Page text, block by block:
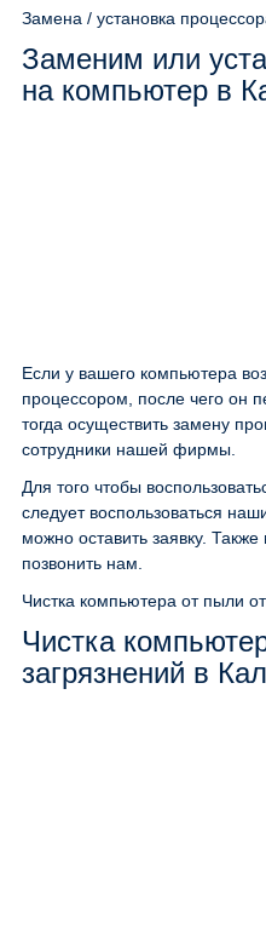
Замена / установка
Заменим или
на компьютер в
Если у вашего компьютера
процессором, после чего он
тогда осуществить замену
сотрудники нашей фирмы.
Для того чтобы
следует воспользоваться
можно оставить заявку.
позвонить нам.
Чистка компьютера от пыли
Чистка
загрязнений в